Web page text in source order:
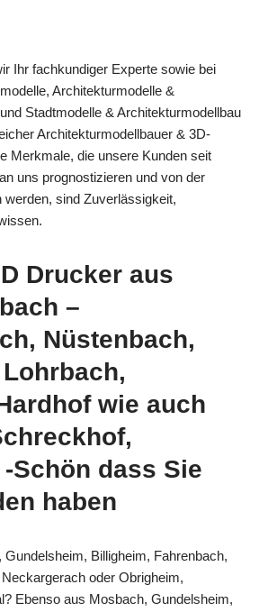
Ihr fachkundiger Experte sowie bei
Architekturmodelle &
Stadtmodelle & Architekturmodellbau
Architekturmodellbauer & 3D-
Merkmale, die unsere Kunden seit
uns prognostizieren und von der
werden, sind Zuverlässigkeit,
Drucker aus
–
Nüstenbach,
wie auch
Schön dass Sie
haben
Billigheim, Fahrenbach,
oder Obrigheim,
Ebenso aus Mosbach, Gundelsheim,